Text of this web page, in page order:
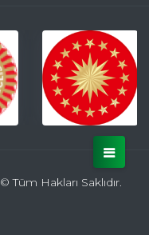
© Tüm Hakları Saklıdır.